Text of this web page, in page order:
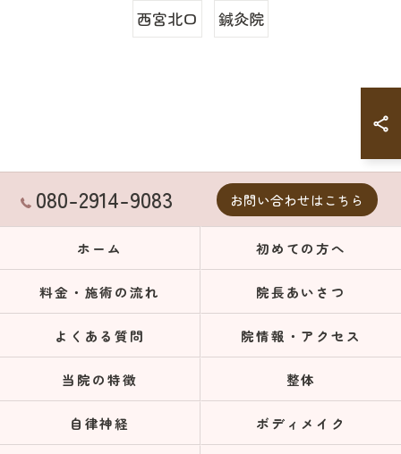
西宮北口 鍼灸院
080-2914-9083 お問い合わせはこちら
ホーム 初めての方へ
料金・施術の流れ 院長あいさつ
よくある質問 院情報・アクセス
当院の特徴 整体
自律神経 ボディメイク